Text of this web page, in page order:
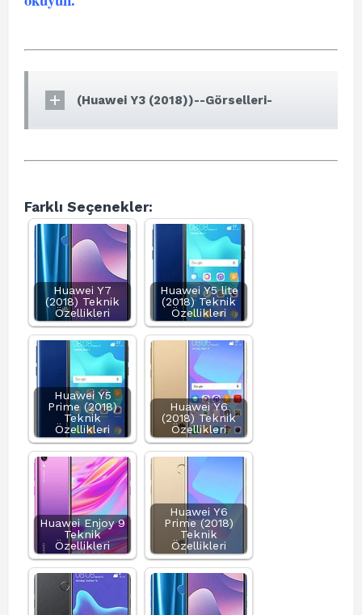
(Huawei Y3 (2018))--Görselleri-
Farklı Seçenekler:
Huawei Y7
(2018) Teknik
Özellikleri
Huawei Y5 lite
(2018) Teknik
Özellikleri
Huawei Y5
Prime (2018)
Teknik
Özellikleri
Huawei Y6
(2018) Teknik
Özellikleri
Huawei Enjoy 9
Teknik
Özellikleri
Huawei Y6
Prime (2018)
Teknik
Özellikleri